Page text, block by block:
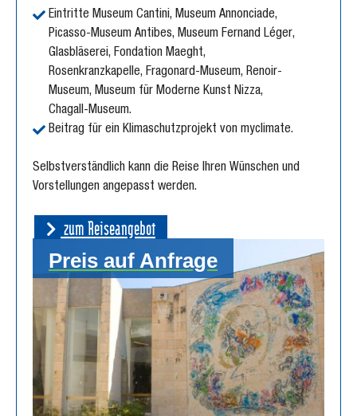
Eintritte Museum Cantini, Museum Annonciade,
Picasso-Museum Antibes, Museum Fernand Léger,
Glasbläserei, Fondation Maeght,
Rosenkranzkapelle, Fragonard-Museum, Renoir-
Museum, Museum für Moderne Kunst Nizza,
Chagall-Museum.
Beitrag für ein Klimaschutzprojekt von myclimate.
Selbstverständlich kann die Reise Ihren Wünschen und
Vorstellungen angepasst werden.
zum Reiseangebot
Preis auf Anfrage